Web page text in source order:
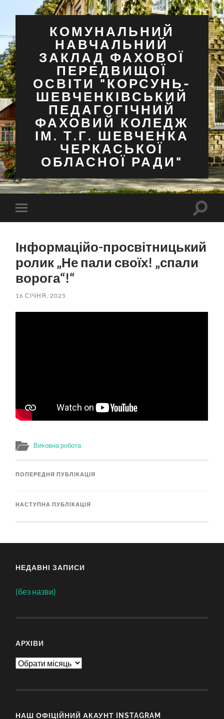
КОМУНАЛЬНИЙ
НАВЧАЛЬНИЙ
ЗАКЛАД ФАХОВОЇ
ПЕРЕДВИЩОЇ
ОСВІТИ "КОРСУНЬ-
ШЕВЧЕНКІВСЬКИЙ
ПЕДАГОГІЧНИЙ
ФАХОВИЙ КОЛЕДЖ
ІМ. Т.Г. ШЕВЧЕНКА
ЧЕРКАСЬКОЇ
ОБЛАСНОЇ РАДИ"
Перемкнути
мобільне
Інформаційо-просвітницький
ролик „Не пали своїх! „спали
ворога“!“
16 СІЧНЯ, 2025
Виховна робота
ПОПЕРЕДНЯ ПУБЛІКАЦІЯ
НАСТУПНА ПУБЛІКАЦІЯ
НЕДАВНІ ЗАПИСИ
(без назви)
АРХІВИ
Архіви
НАШ ОФІЦІЙНИЙ АКАУНТ INSTAGRAM